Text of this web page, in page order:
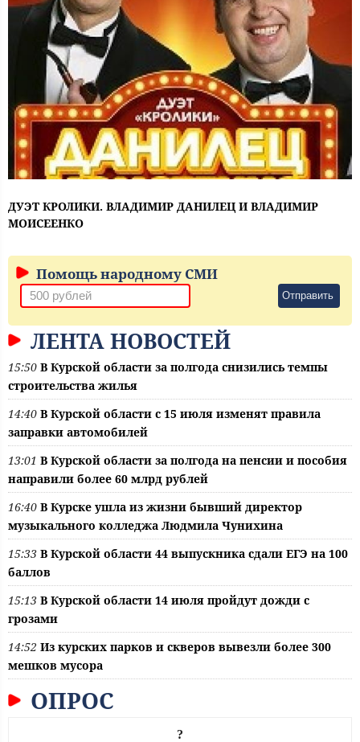
ДУЭТ КРОЛИКИ. ВЛАДИМИР ДАНИЛЕЦ И ВЛАДИМИР
МОИСЕЕНКО
Помощь народному СМИ
Отправить
ЛЕНТА НОВОСТЕЙ
15:50 В Курской области за полгода снизились темпы
строительства жилья
14:40 В Курской области с 15 июля изменят правила
заправки автомобилей
13:01 В Курской области за полгода на пенсии и пособия
направили более 60 млрд рублей
16:40 В Курске ушла из жизни бывший директор
музыкального колледжа Людмила Чунихина
15:33 В Курской области 44 выпускника сдали ЕГЭ на 100
баллов
15:13 В Курской области 14 июля пройдут дожди с
грозами
14:52 Из курских парков и скверов вывезли более 300
мешков мусора
ОПРОС
?